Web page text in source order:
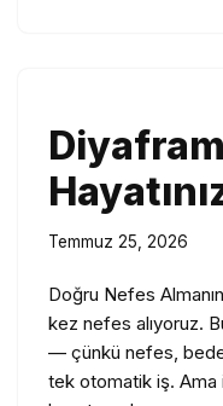
Temmuz 25, 2026
Doğru Nefes
kez nefes alıyoruz.
— çünkü nefes,
tek otomatik iş.